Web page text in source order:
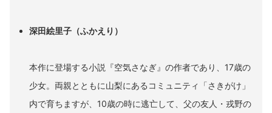
深田絵里子（ふかえり）
本作に登場する小説『空気さなぎ』の作者であり、17歳の
少女。両親とともに山梨にあるコミュニティ「さきがけ」
内で育ちますが、10歳の時に逃亡して、父の友人・戎野の